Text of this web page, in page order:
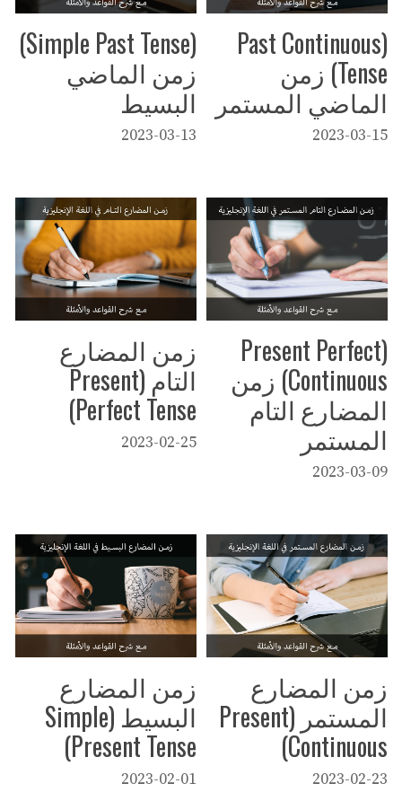
(Past Continuous
Tense) زمن
الماضي المستمر
2023-03-15
(Simple Past Tense)
زمن الماضي
البسيط
2023-03-13
(Present Perfect
Continuous) زمن
المضارع التام
المستمر
2023-03-09
زمن المضارع
التام (Present
Perfect Tense)
2023-02-25
زمن المضارع
المستمر (Present
Continuous)
2023-02-23
زمن المضارع
البسيط (Simple
Present Tense)
2023-02-01